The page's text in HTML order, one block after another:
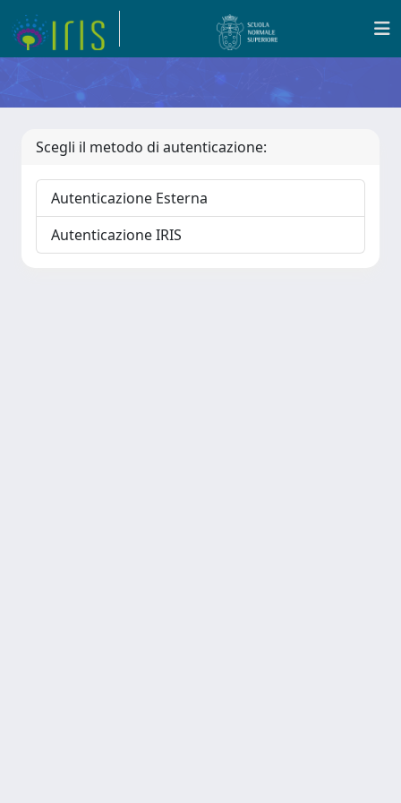
Scegli il metodo di autenticazione:
Autenticazione Esterna
Autenticazione IRIS